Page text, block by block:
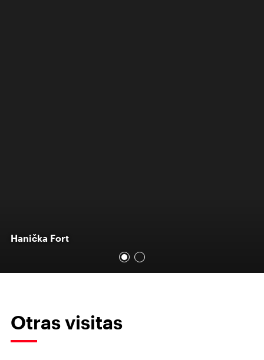
Hanička Fort
Otras visitas